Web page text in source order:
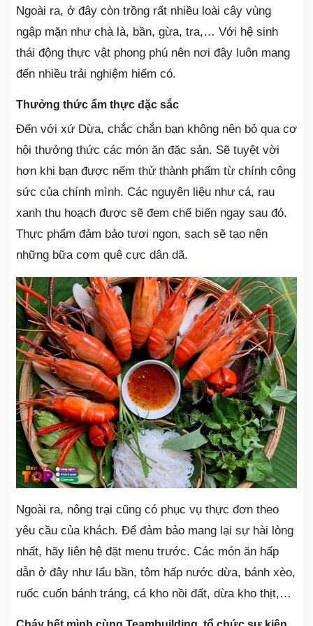
Ngoài ra, ở đây còn trồng rất nhiều loài cây vùng
ngập mặn như chà là, bần, gừa, tra,… Với hệ sinh
thái động thực vật phong phú nên nơi đây luôn mang
đến nhiều trải nghiệm hiếm có.
Thưởng thức ẩm thực đặc sắc
Đến với xứ Dừa, chắc chắn bạn không nên bỏ qua cơ
hội thưởng thức các món ăn đặc sản. Sẽ tuyệt vời
hơn khi bạn được nếm thử thành phẩm từ chính công
sức của chính mình. Các nguyên liệu như cá, rau
xanh thu hoạch được sẽ đem chế biến ngay sau đó.
Thực phẩm đảm bảo tươi ngon, sạch sẽ tạo nên
những bữa cơm quê cực dân dã.
Ngoài ra, nông trại cũng có phục vụ thực đơn theo
yêu cầu của khách. Để đảm bảo mang lại sự hài lòng
nhất, hãy liên hệ đặt menu trước. Các món ăn hấp
dẫn ở đây như lẩu bần, tôm hấp nước dừa, bánh xèo,
ruốc cuốn bánh tráng, cá kho nồi đất, dừa kho thịt,…